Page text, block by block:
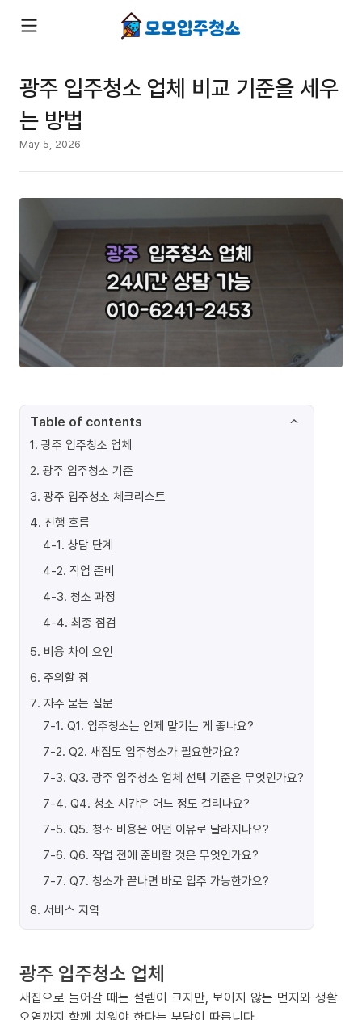
광주 입주청소 업체 비교 기준을 세우
는 방법
May 5, 2026
Table of contents
1. 광주 입주청소 업체
2. 광주 입주청소 기준
3. 광주 입주청소 체크리스트
4. 진행 흐름
4-1. 상담 단계
4-2. 작업 준비
4-3. 청소 과정
4-4. 최종 점검
5. 비용 차이 요인
6. 주의할 점
7. 자주 묻는 질문
7-1. Q1. 입주청소는 언제 맡기는 게 좋나요?
7-2. Q2. 새집도 입주청소가 필요한가요?
7-3. Q3. 광주 입주청소 업체 선택 기준은 무엇인가요?
7-4. Q4. 청소 시간은 어느 정도 걸리나요?
7-5. Q5. 청소 비용은 어떤 이유로 달라지나요?
7-6. Q6. 작업 전에 준비할 것은 무엇인가요?
7-7. Q7. 청소가 끝나면 바로 입주 가능한가요?
8. 서비스 지역
광주 입주청소 업체
새집으로 들어갈 때는 설렘이 크지만, 보이지 않는 먼지와 생활